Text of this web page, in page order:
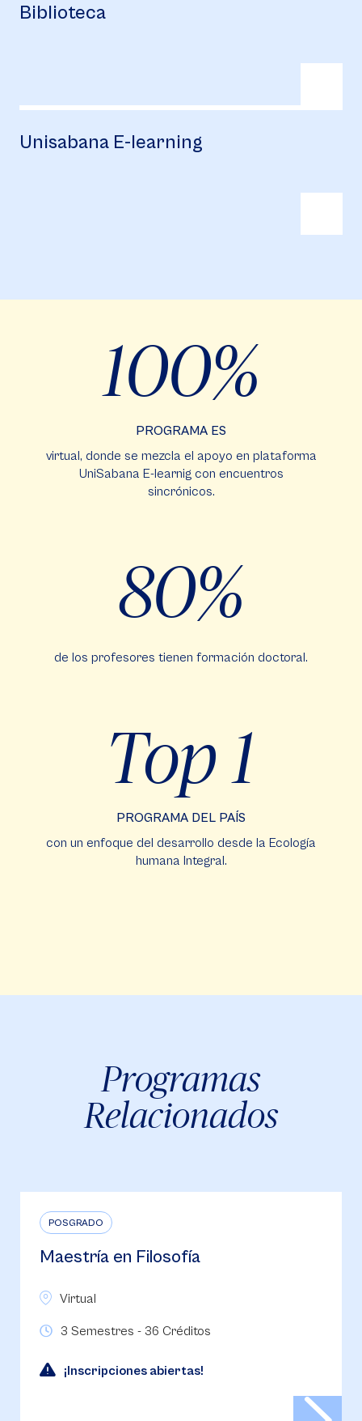
Biblioteca
Unisabana E-learning
100
PROGRAMA ES
virtual, donde se mezcla el apoyo en plataforma
UniSabana E-learnig con encuentros
sincrónicos.
80%
de los profesores tienen formación doctoral.
Top 1
PROGRAMA DEL PAÍS
con un enfoque del desarrollo desde la Ecología
humana Integral.
Programas
Relacionados
POSGRADO
Maestría en Filosofía
Virtual
3 Semestres - 36 Créditos
¡Inscripciones abiertas!